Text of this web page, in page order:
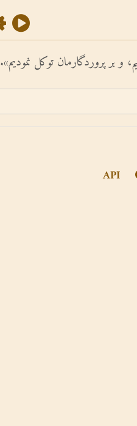
و بر پروردگارمان توکل نمودیم».
API